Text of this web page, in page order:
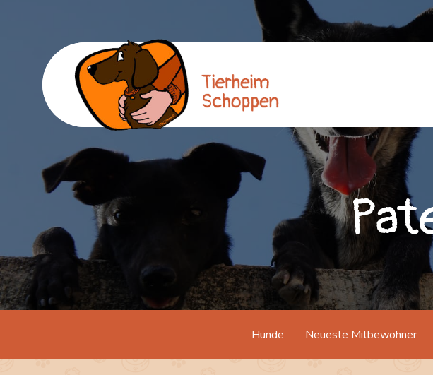
Hunde Neueste Mitbewohner